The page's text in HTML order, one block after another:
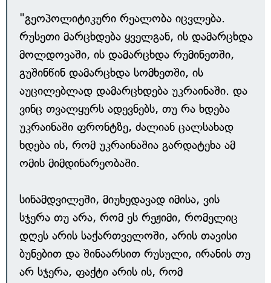
"გეოპოლიტიკური რეალობა იცვლება.
რუსეთი მარცხდება ყველგან, ის დამარცხდა
მოლდოვაში, ის დამარცხდა რუმინეთში,
გუშინწინ დამარცხდა სომხეთში, ის
აუცილებლად დამარცხდება უკრაინაში. და
ვინც თვალყურს ადევნებს, თუ რა ხდება
უკრაინაში ფრონტზე, ძალიან ცალსახად
ხდება ის, რომ უკრაინაშია გარდატეხა ამ
ომის მიმდინარეობაში.
სინამდვილეში, მიუხედავად იმისა, ვის
სჯერა თუ არა, რომ ეს რეჟიმი, რომელიც
დღეს არის საქართველოში, არის თავისი
ბუნებით და შინაარსით რუსული, ირანის თუ
არ სჯერა, ფაქტი არის ის, რომ